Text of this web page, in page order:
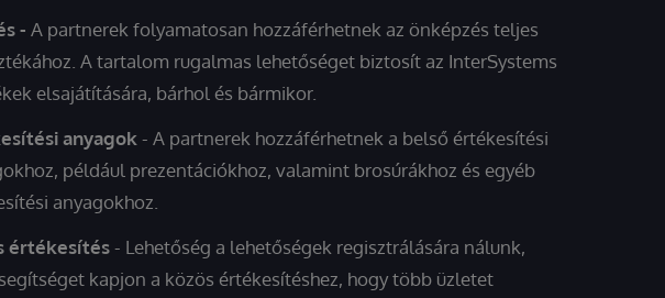
- A partnerek folyamatosan hozzáférhetnek az önképzés teljes
A tartalom rugalmas lehetőséget biztosít az InterSystems
elsajátítására, bárhol és bármikor.
anyagok - A partnerek hozzáférhetnek a belső értékesítési
például prezentációkhoz, valamint brosúrákhoz és egyéb
anyagokhoz.
értékesítés- Lehetőség a lehetőségek regisztrálására nálunk,
kapjon a közös értékesítéshez, hogy több üzletet